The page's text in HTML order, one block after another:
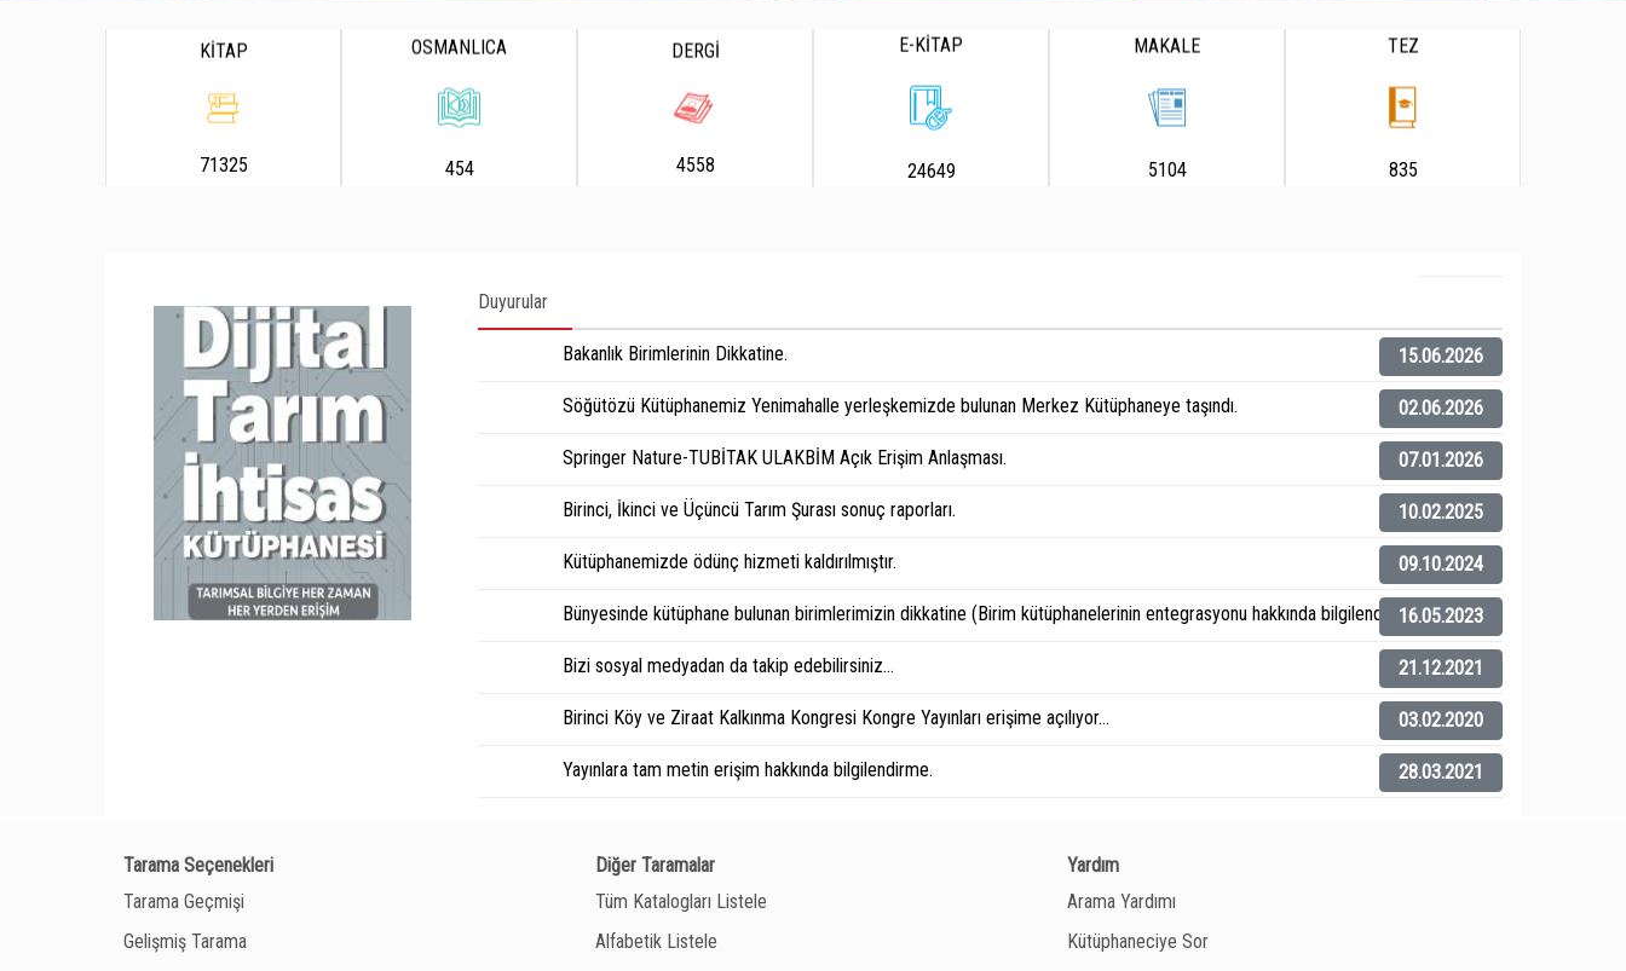
KİTAP
71325
OSMANLICA
454
DERGİ
4558
E-KİTAP
24649
MAKALE
5104
TEZ
835
Duyurular
Bakanlık Birimlerinin Dikkatine. 15.06.2026
Söğütözü Kütüphanemiz Yenimahalle yerleşkemizde bulunan Merkez Kütüphaneye taşındı. 02.06.2026
Springer Nature-TUBİTAK ULAKBİM Açık Erişim Anlaşması. 07.01.2026
Birinci, İkinci ve Üçüncü Tarım Şurası sonuç raporları. 10.02.2025
Kütüphanemizde ödünç hizmeti kaldırılmıştır. 09.10.2024
Bünyesinde kütüphane bulunan birimlerimizin dikkatine (Birim kütüphanelerinin entegrasyonu hakkında bilgilendirme).16.05.2023
Bizi sosyal medyadan da takip edebilirsiniz... 21.12.2021
Birinci Köy ve Ziraat Kalkınma Kongresi Kongre Yayınları erişime açılıyor... 03.02.2020
Yayınlara tam metin erişim hakkında bilgilendirme. 28.03.2021
Tarama Seçenekleri
Tarama Geçmişi
Gelişmiş Tarama
Diğer Taramalar
Tüm Katalogları Listele
Alfabetik Listele
Yardım
Arama Yardımı
Kütüphaneciye Sor